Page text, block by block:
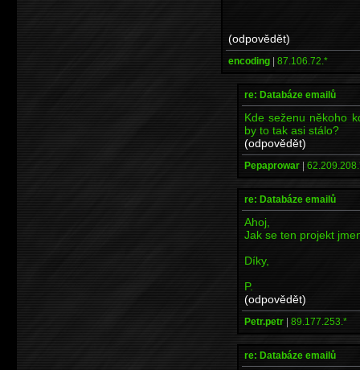
(odpovědět)
encoding | 87.106.72.*
re: Databáze emailů
Kde seženu někoho
by to tak asi stálo?
(odpovědět)
Pepaprowar |
re: Databáze emailů
Ahoj,
Jak se ten projekt
Díky,
P.
(odpovědět)
Petr.petr | 89.177.253.*
re: Databáze emailů